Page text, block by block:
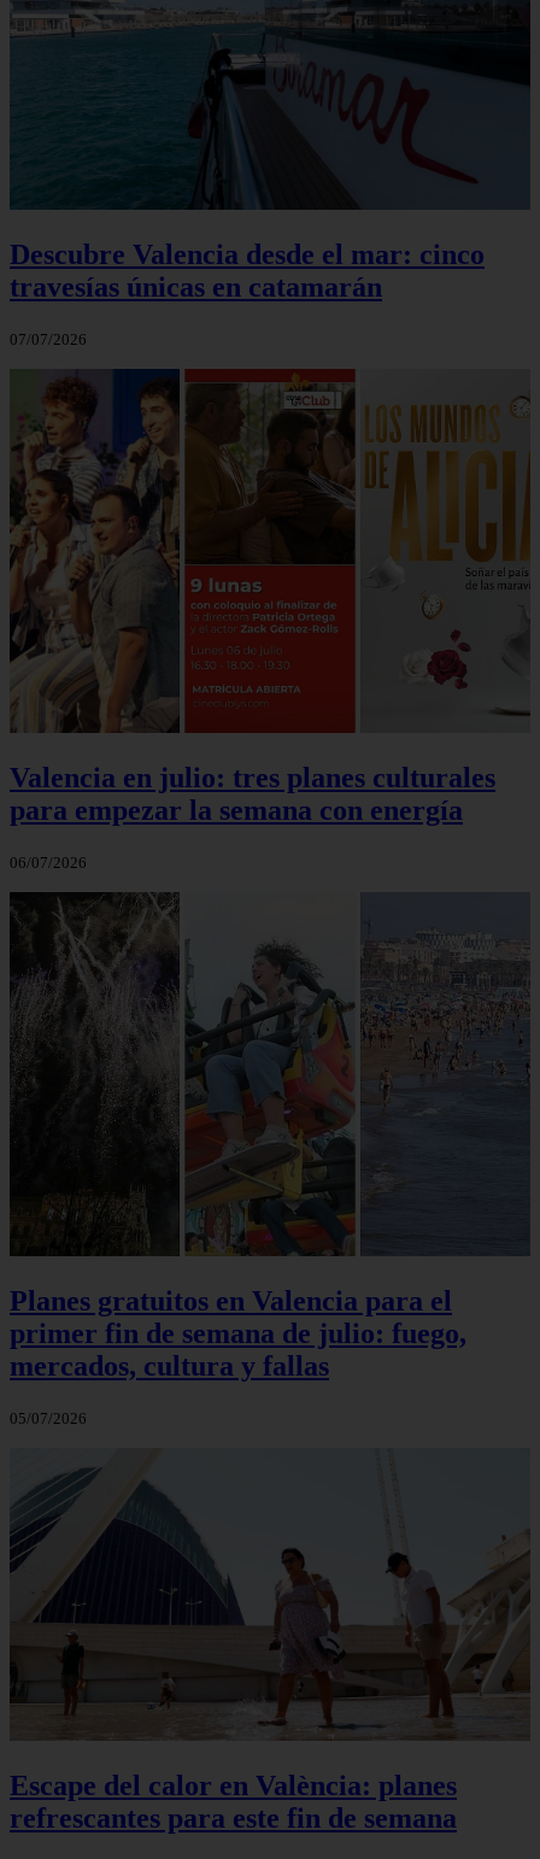
Descubre Valencia desde el mar: cinco
travesías únicas en catamarán
07/07/2026
Valencia en julio: tres planes culturales
para empezar la semana con energía
06/07/2026
Planes gratuitos en Valencia para el
primer fin de semana de julio: fuego,
mercados, cultura y fallas
05/07/2026
Escape del calor en València: planes
refrescantes para este fin de semana